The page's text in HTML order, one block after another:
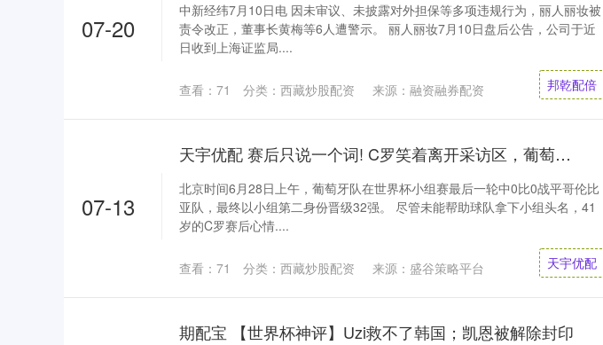
07-20
中新经纬7月10日电 因未审议、未披露对外担保等多项违规行为，丽人丽妆被
责令改正，董事长黄梅等6人遭警示。 丽人丽妆7月10日盘后公告，公司于近
日收到上海证监局....
来源：融资融券配资
查看： 71 分类： 西藏炒股配资 邦乾配倍
07-13
天宇优配 赛后只说一个词! C罗笑着离开采访区，葡萄牙以小组第二晋级
北京时间6月28日上午，葡萄牙队在世界杯小组赛最后一轮中0比0战平哥伦比
亚队，最终以小组第二身份晋级32强。 尽管未能帮助球队拿下小组头名，41
岁的C罗赛后心情....
来源：盛谷策略平台
查看： 71 分类： 西藏炒股配资 天宇优配
期配宝 【世界杯神评】Uzi救不了韩国；凯恩被解除封印